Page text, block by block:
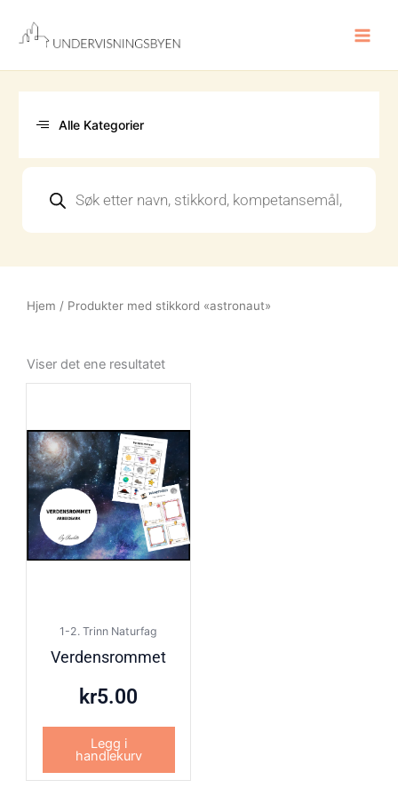
innholdet
Alle Kategorier
search
Hjem / Produkter med stikkord «astronaut»
Viser det ene resultatet
1-2. Trinn Naturfag
Verdensrommet
kr5.00
Legg i
handlekurv